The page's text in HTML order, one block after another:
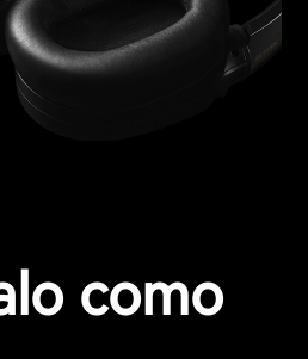
como